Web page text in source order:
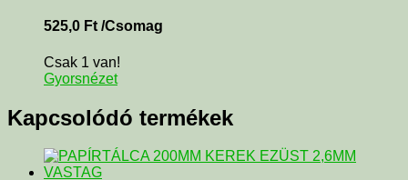
525,0 Ft /Csomag
Csak 1 van!
Gyorsnézet
Kapcsolódó termékek